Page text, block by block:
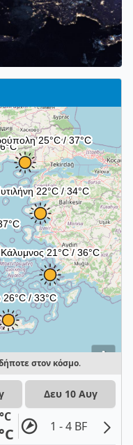
i
στον κόσμο.
Δευ 10 Αυγ
1 - 4 BF